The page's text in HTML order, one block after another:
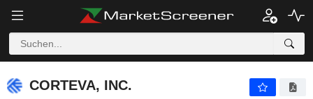
CORTEVA, INC.
CORTEVA, INC.